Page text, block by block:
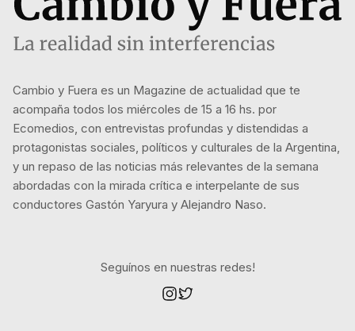
Cambio y Fuera es un Magazine de actualidad que te
acompaña todos los miércoles de 15 a 16 hs. por
Ecomedios, con entrevistas profundas y distendidas a
protagonistas sociales, políticos y culturales de la Argentina,
y un repaso de las noticias más relevantes de la semana
abordadas con la mirada crítica e interpelante de sus
conductores Gastón Yaryura y Alejandro Naso.
Seguínos en nuestras redes!